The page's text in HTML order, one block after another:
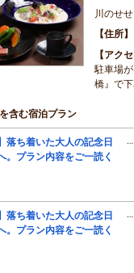
川のせ
住所
アク
駐車場
橋』で
含む宿泊プラン
落ち着いた大人の記念日
。プラン内容をご一読く
落ち着いた大人の記念日
。プラン内容をご一読く